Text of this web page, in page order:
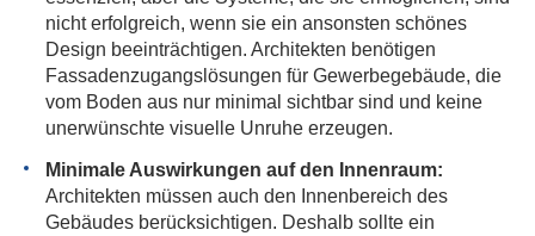
nicht erfolgreich, wenn sie ein ansonsten schönes
Design beeinträchtigen. Architekten benötigen
Fassadenzugangslösungen für Gewerbegebäude, die
vom Boden aus nur minimal sichtbar sind und keine
unerwünschte visuelle Unruhe erzeugen.
Minimale Auswirkungen auf den Innenraum:
Architekten müssen auch den Innenbereich des
Gebäudes berücksichtigen. Deshalb sollte ein